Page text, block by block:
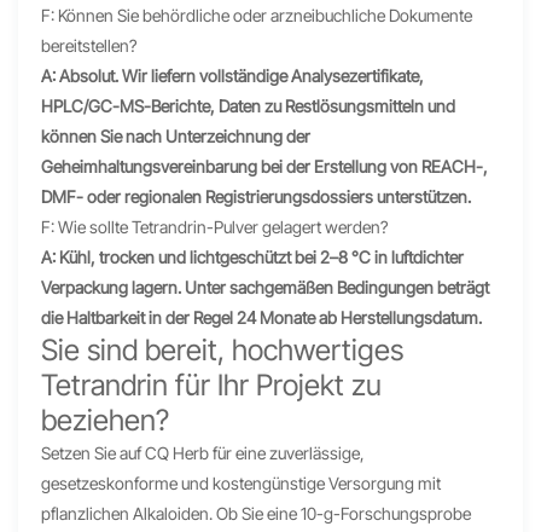
F: Können Sie behördliche oder arzneibuchliche Dokumente
bereitstellen?
A: Absolut. Wir liefern vollständige Analysezertifikate,
HPLC/GC-MS-Berichte, Daten zu Restlösungsmitteln und
können Sie nach Unterzeichnung der
Geheimhaltungsvereinbarung bei der Erstellung von REACH-,
DMF- oder regionalen Registrierungsdossiers unterstützen.
F: Wie sollte Tetrandrin-Pulver gelagert werden?
A: Kühl, trocken und lichtgeschützt bei 2–8 °C in luftdichter
Verpackung lagern. Unter sachgemäßen Bedingungen beträgt
die Haltbarkeit in der Regel 24 Monate ab Herstellungsdatum.
Sie sind bereit, hochwertiges
Tetrandrin für Ihr Projekt zu
beziehen?
Setzen Sie auf CQ Herb für eine zuverlässige,
gesetzeskonforme und kostengünstige Versorgung mit
pflanzlichen Alkaloiden. Ob Sie eine 10-g-Forschungsprobe